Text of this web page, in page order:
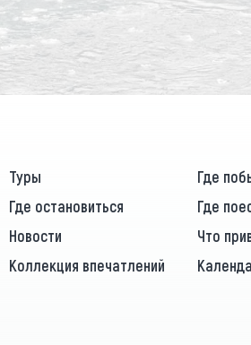
Туры Где
Где остановиться
Где
Новости
Что
Коллекция впечатлений